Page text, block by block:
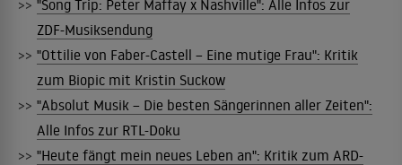
>> "Song Trip: Peter Maffay x Nashville": Alle Infos zur
ZDF-Musiksendung
>> "Ottilie von Faber-Castell – Eine mutige Frau": Kritik
zum Biopic mit Kristin Suckow
>> "Absolut Musik – Die besten Sängerinnen aller Zeiten":
Alle Infos zur RTL-Doku
>> "Heute fängt mein neues Leben an": Kritik zum ARD-